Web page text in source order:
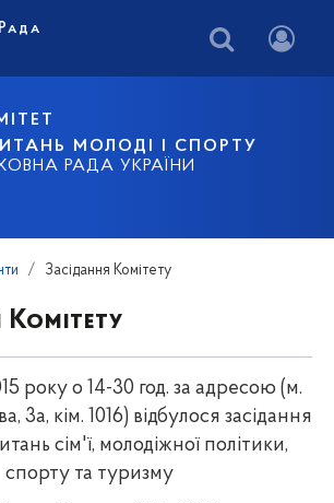
МОЛОДІ І СПОРТУ
РАДА УКРАЇНИ
Засідання Комітету
року о 14-30 год. за адресою (м.
3а, кім. 1016) відбулося засідання
сім'ї, молодіжної політики,
спорту та туризму